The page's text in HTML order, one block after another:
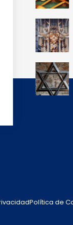
Política de